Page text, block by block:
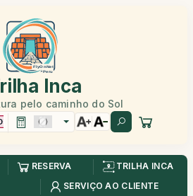
Inca
pelo caminho do Sol
RESERVA
TRILHA INCA
SERVIÇO AO CLIENTE